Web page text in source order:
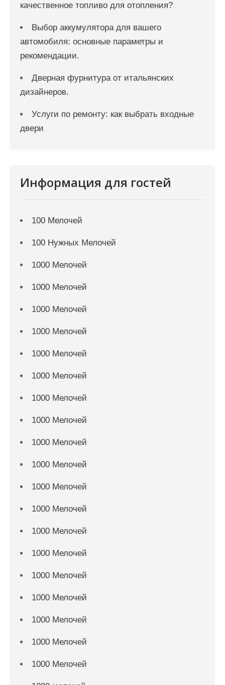
качественное топливо для отопления?
Выбор аккумулятора для вашего
автомобиля: основные параметры и
рекомендации.
Дверная фурнитура от итальянских
дизайнеров.
Услуги по ремонту: как выбрать входные
двери
Информация для гостей
100 Мелочей
100 Нужных Мелочей
1000 Мелочей
1000 Мелочей
1000 Мелочей
1000 Мелочей
1000 Мелочей
1000 Мелочей
1000 Мелочей
1000 Мелочей
1000 Мелочей
1000 Мелочей
1000 Мелочей
1000 Мелочей
1000 Мелочей
1000 Мелочей
1000 Мелочей
1000 Мелочей
1000 Мелочей
1000 Мелочей
1000 Мелочей